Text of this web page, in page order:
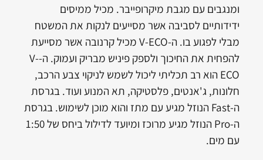
ומנגבים עם מגבת מיקרופייבר. מכיל ממיסים
ידידותיים לסביבה אשר מסייעים לנקות את המשטח
מבלי לפגוע בו. ה-V-ECO מכיל קרנובה אשר מסייעת
להפחית את החיכוך ולספק פיניש מבריק ועמוק. ה-V-
ECO הוא רב תכליתי ליכול לשמש לניקוי צבע הרכב,
חלונות, ג'אנטים, פלסטיקה, תא המנוע ועוד. בגרסת
ה-Fast הנוזל מגיע עם מתז והוא מוכן לשימוש. בגרסת
ה-Pro הנוזל מגיע מרוכז ומיועד לדילול ביחס של 1:50
עם מים.